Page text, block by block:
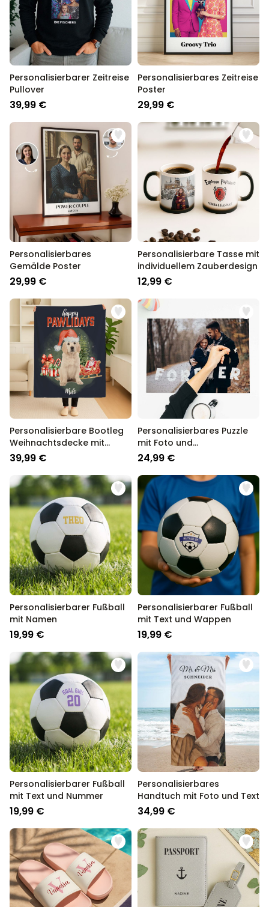
Personalisierbarer Zeitreise
Pullover
39,99 €
Personalisierbares Zeitreise
Poster
29,99 €
Personalisierbares
Gemälde Poster
29,99 €
Personalisierbare Tasse mit
individuellem Zauberdesign
12,99 €
Personalisierbare Bootleg
Weihnachtsdecke mit
Haustier
39,99 €
Personalisierbares Puzzle
mit Foto und
geschwungenem Text
24,99 €
Personalisierbarer Fußball
mit Namen
19,99 €
Personalisierbarer Fußball
mit Text und Wappen
19,99 €
Personalisierbarer Fußball
mit Text und Nummer
19,99 €
Personalisierbares
Handtuch mit Foto und Text
34,99 €